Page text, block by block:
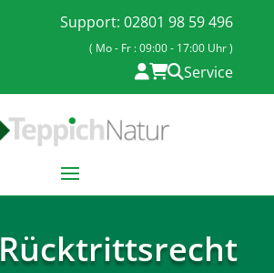
Support: 02801 98 59 496
( Mo - Fr : 09:00 - 17:00 Uhr )
Service
Rücktrittsrecht